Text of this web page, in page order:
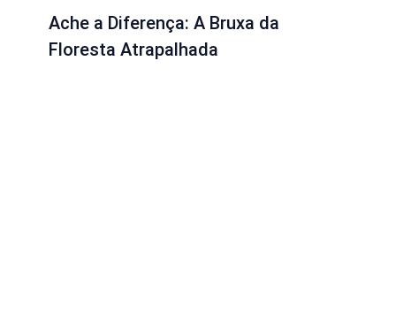
Ache a Diferença: A Bruxa da
Floresta Atrapalhada